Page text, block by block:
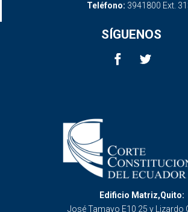
Teléfono: 3941800 Ext.
SÍGUENOS
Edificio Matriz,Quito:
José Tamayo E10 25 y Lizardo